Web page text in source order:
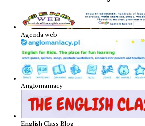
Agenda web
Anglomaniacy
English Class Blog